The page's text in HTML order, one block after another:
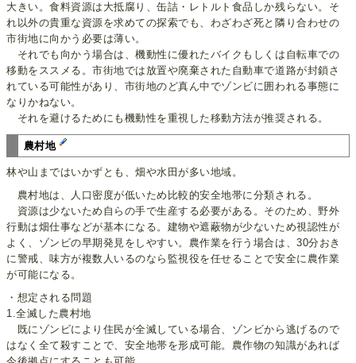
大きい。食料資源は大抵腐り、缶詰・レトルト食品しか残らない。そ
れ以外の貴重な資源を求めての探索でも、わざわざ死と隣り合わせの
市街地に向かう必要は薄い。
それでも向かう場合は、機動性に優れたバイクもしくは自転車での
移動をススメる。市街地では放置や廃棄された自動車で道路が封鎖さ
れている可能性があり、市街地のど真ん中でゾンビに囲われる事態に
なりかねない。
それを避けるためにも機動性を重視した移動方法が推奨される。
農村地
林や山まではいかずとも、畑や水田が多い地域。
農村地は、人口密度が低いため比較的安全地帯に分類される。
資源は少ないため自らの手で生産する必要がある。そのため、野外
行動は畑仕事などが基本になる。建物や遮蔽物が少ないため視認性が
よく、ゾンビの早期発見をしやすい。農作業を行う場合は、30分おき
に警戒、味方が複数人いるのなら監視役を任せることで安全に農作業
が可能になる。
・想定される問題
1.全滅した農村地
既にゾンビにより住民が全滅している場合、ゾンビから逃げるので
はなく全て殺すことで、安全地帯を形成可能。農作物の知識があれば